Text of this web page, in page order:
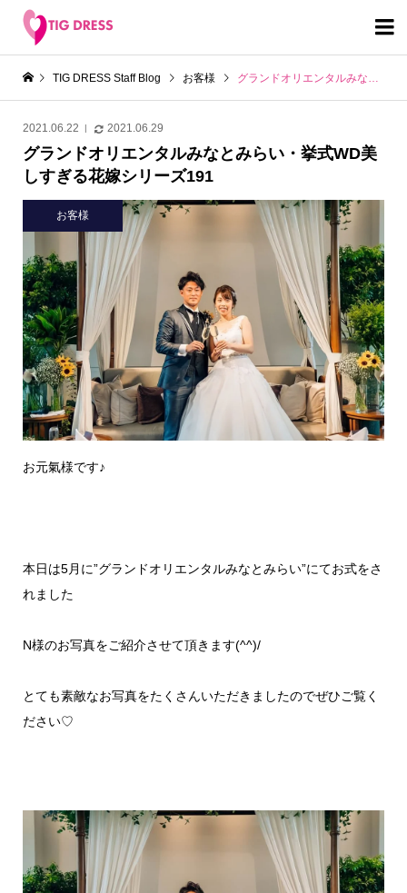

TIG DRESS Staff Blog お客様 グランドオリエンタルみなとみらい・挙式WD美しすぎる花嫁シリーズ191
2021.06.22 2021.06.29
グランドオリエンタルみなとみらい・挙式WD美
しすぎる花嫁シリーズ191
お客様
お元氣様です♪
本日は5月に”グランドオリエンタルみなとみらい”にてお式をさ
れました
N様のお写真をご紹介させて頂きます(^^)/
とても素敵なお写真をたくさんいただきましたのでぜひご覧く
ださい♡